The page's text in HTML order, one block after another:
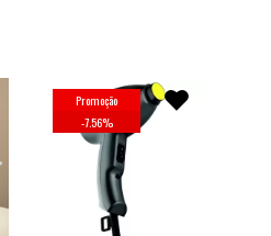
Promoção
-7.56%